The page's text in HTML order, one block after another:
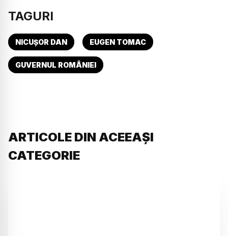
TAGURI
NICUȘOR DAN EUGEN TOMAC
GUVERNUL ROMÂNIEI
ARTICOLE DIN ACEEAȘI
CATEGORIE